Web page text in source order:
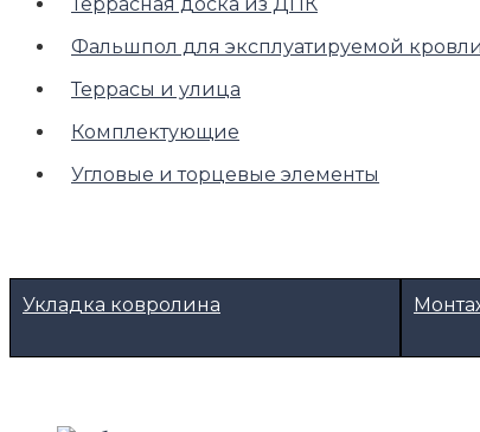
Фальшпол для эксплуатируемой кровли
Террасы и улица
Комплектующие
Угловые и торцевые элементы
Укладка ковролина